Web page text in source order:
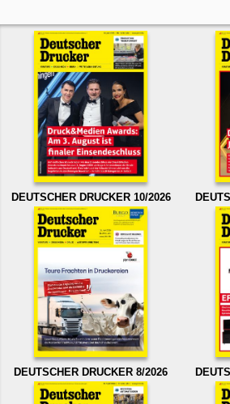
DEUTSCHER DRUCKER 10/2026
DEUTSCHER DRUCKER 8/2026